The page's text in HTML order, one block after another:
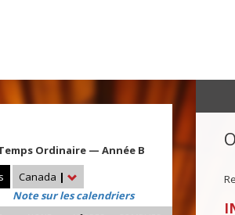
Ordinaire — Année B
Canada |
Note sur les calendriers